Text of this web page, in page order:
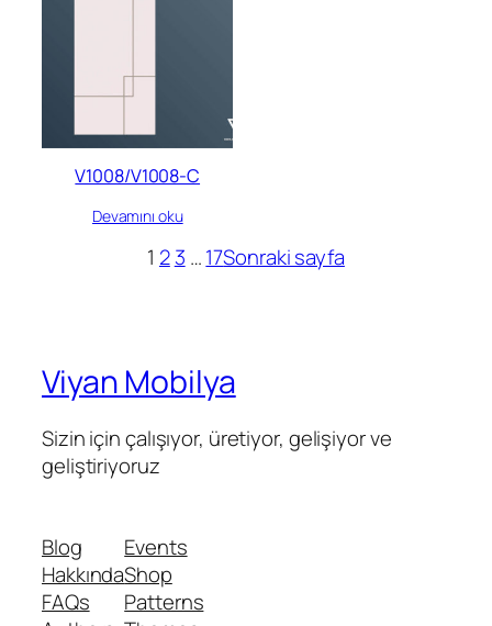
V1008/V1008-C
Devamını oku
1 23 …17Sonraki sayfa
Viyan Mobilya
Sizin için çalışıyor, üretiyor, gelişiyor ve
geliştiriyoruz
Blog
Hakkında
FAQs
Events
Shop
Patterns